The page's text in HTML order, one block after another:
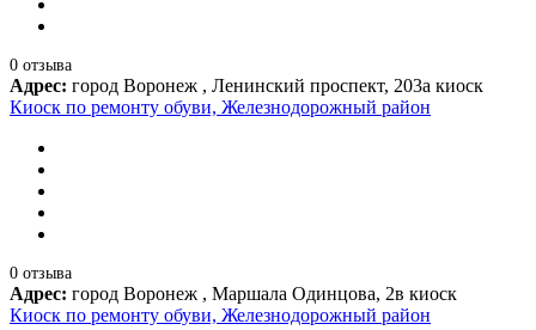
0 отзыва
Адрес: город Воронеж , Ленинский проспект, 203а киоск
Киоск по ремонту обуви, Железнодорожный район
0 отзыва
Адрес: город Воронеж , Маршала Одинцова, 2в киоск
Киоск по ремонту обуви, Железнодорожный район